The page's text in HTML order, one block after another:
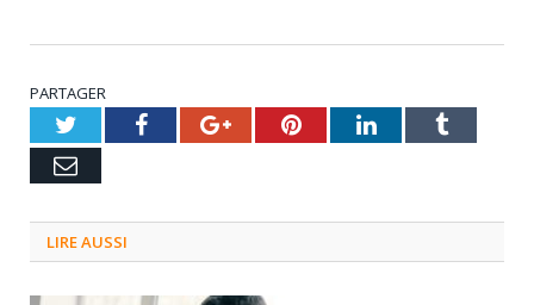
PARTAGER
TwitterFacebookGoogle+PinterestLinkedInTumblr
Email
LIRE AUSSI